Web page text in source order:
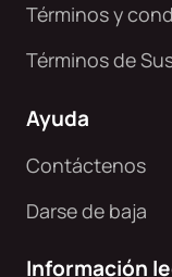
Términos y
Términos de
Ayuda
Contáctenos
Darse de baja
Información